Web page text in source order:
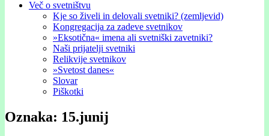
Več o svetništvu
Kje so živeli in delovali svetniki? (zemljevid)
Kongregacija za zadeve svetnikov
»Eksotična« imena ali svetniški zavetniki?
Naši prijatelji svetniki
Relikvije svetnikov
»Svetost danes«
Slovar
Piškotki
Oznaka: 15.junij